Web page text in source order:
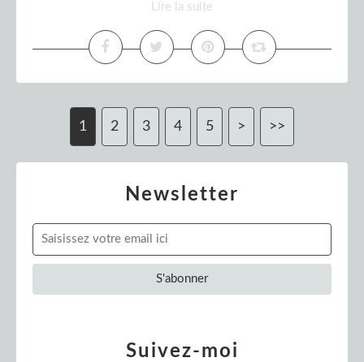
Lire la suite
1 2 3 4 5 > >>
Newsletter
Suivez-moi